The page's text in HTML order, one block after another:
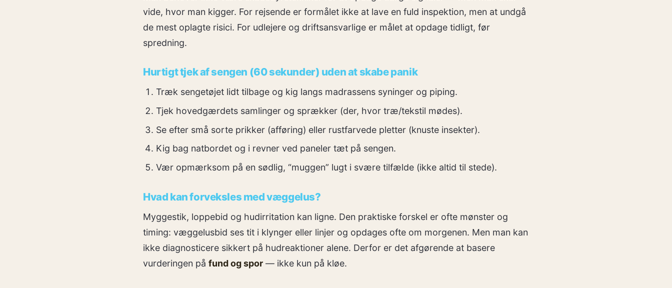
vide, hvor man kigger. For rejsende er formålet ikke at lave en fuld inspektion, men at undgå
de mest oplagte risici. For udlejere og driftsansvarlige er målet at opdage tidligt, før
spredning.
Hurtigt tjek af sengen (60 sekunder) uden at skabe panik
Træk sengetøjet lidt tilbage og kig langs madrassens syninger og piping.
Tjek hovedgærdets samlinger og sprækker (der, hvor træ/tekstil mødes).
Se efter små sorte prikker (afføring) eller rustfarvede pletter (knuste insekter).
Kig bag natbordet og i revner ved paneler tæt på sengen.
Vær opmærksom på en sødlig, “muggen” lugt i svære tilfælde (ikke altid til stede).
Hvad kan forveksles med væggelus?
Myggestik, loppebid og hudirritation kan ligne. Den praktiske forskel er ofte mønster og
timing: væggelusbid ses tit i klynger eller linjer og opdages ofte om morgenen. Men man kan
ikke diagnosticere sikkert på hudreaktioner alene. Derfor er det afgørende at basere
vurderingen på fund og spor — ikke kun på kløe.